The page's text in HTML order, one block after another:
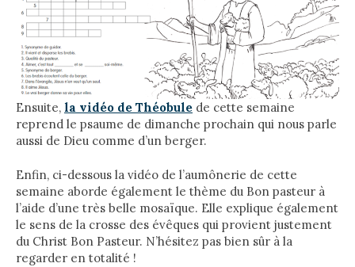
Ensuite, la vidéo de Théobule de cette semaine
reprend le psaume de dimanche prochain qui nous parle
aussi de Dieu comme d’un berger.
Enfin, ci-dessous la vidéo de l’aumônerie de cette
semaine aborde également le thème du Bon pasteur à
l’aide d’une très belle mosaïque. Elle explique également
le sens de la crosse des évêques qui provient justement
du Christ Bon Pasteur. N’hésitez pas bien sûr à la
regarder en totalité !